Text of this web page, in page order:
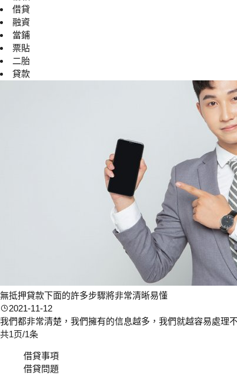
借貸
融資
當鋪
票貼
二胎
貸款
無抵押貸款下面的許多步驟將非常清晰易懂
2021-11-12
我們都非常清楚，我們擁有的信息越多，我們就越容易處理
共1页/1条
借貸事項
借貸問題